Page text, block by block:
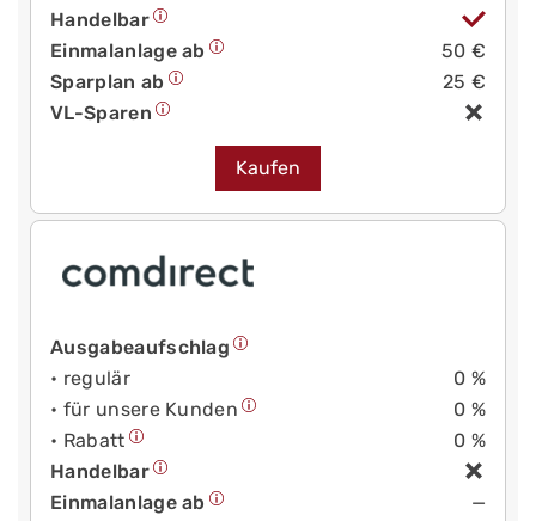
Handelbar
Einmalanlage ab
50 €
Sparplan ab
25 €
VL-Sparen
Kaufen
Ausgabeaufschlag
• regulär
0 %
• für unsere Kunden
0 %
• Rabatt
0 %
Handelbar
Einmalanlage ab
—